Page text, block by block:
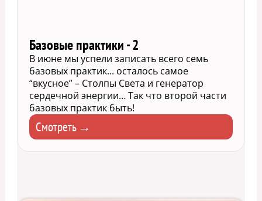
Базовые практики - 2
В июне мы успели записать всего семь
базовых практик... осталось самое
“вкусное” – Столпы Света и генератор
сердечной энергии… Так что второй части
базовых практик быть!
Смотреть →